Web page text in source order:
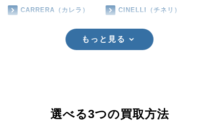
CARRERA（カレラ） CINELLI（チネリ）
もっと見る
選べる3つの買取方法